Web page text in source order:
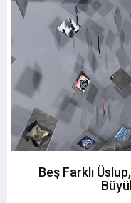
Beş Farklı